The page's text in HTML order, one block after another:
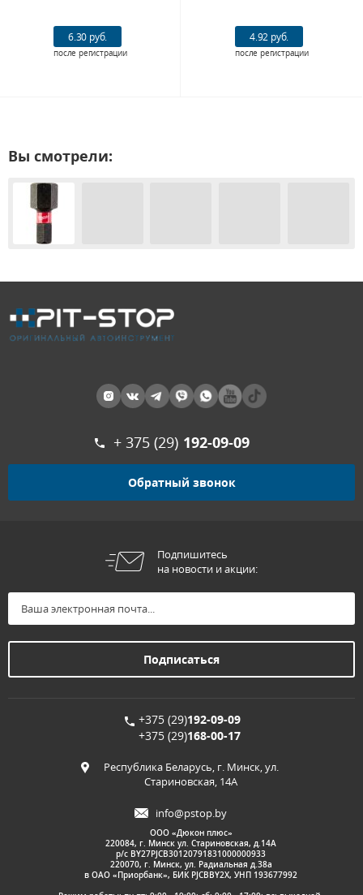
6.30 руб.
после регистрации
4.92 руб.
после регистрации
Вы смотрели:
+ 375 (29) 192-09-09
Обратный звонок
Подпишитесь
на новости и акции:
+375 (29)192-09-09
+375 (29)168-00-17
Республика Беларусь, г. Минск, ул.
Стариновская, 14А
info@pstop.by
ООО «Дюкон плюс»
220084, г. Минск ул. Стариновская, д.14А
р/с BY27PJCB30120791831000000933
220070, г. Минск, ул. Радиальная д.38а
в ОАО «Приорбанк», БИК PJCBBY2X, УНП 193677992